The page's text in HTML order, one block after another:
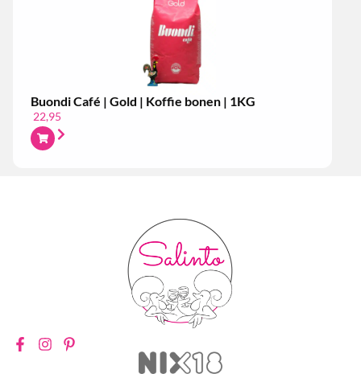
Buondi Café | Gold | Koffie bonen | 1KG
22,95